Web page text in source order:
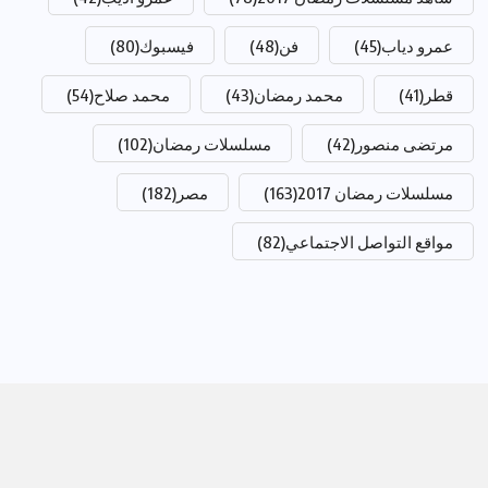
عمرو دياب(45) فن(48) فيسبوك(80)
قطر (41) محمد رمضان(43) محمد صلاح(54)
مرتضى منصور (42) مسلسلات رمضان(102)
مسلسلات رمضان 2017 (163) مصر (182)
مواقع التواصل الاجتماعي(82)